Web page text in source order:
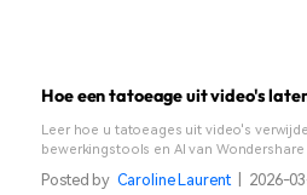
Hoe een tatoeage uit video's
Leer hoe u tatoeages uit video's
bewerkingstools en AI van
Posted by Caroline Laurent 2026-